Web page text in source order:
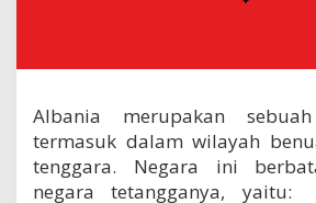
Albania merupakan
termasuk dalam wilayah
tenggara. Negara ini
negara tetangganya,